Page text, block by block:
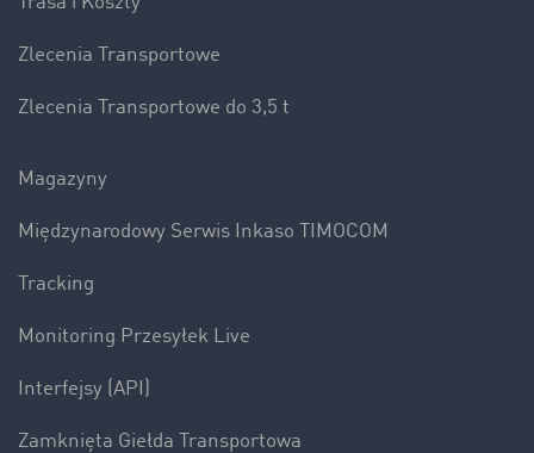
Zlecenia Transportowe
Zlecenia Transportowe do 3,5 t
Magazyny
Międzynarodowy Serwis Inkaso TIMOCOM
Tracking
Monitoring Przesyłek Live
Interfejsy (API)
Zamknięta Giełda Transportowa